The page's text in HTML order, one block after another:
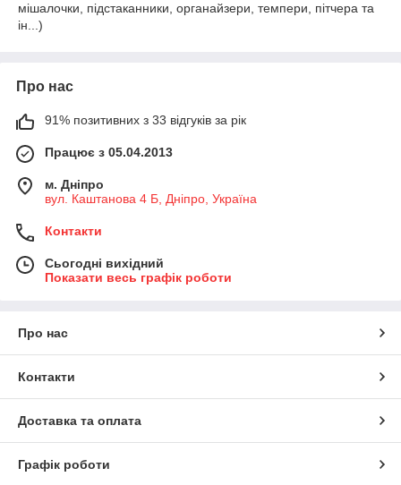
мішалочки, підстаканники, органайзери, темпери, пітчера та
ін...)
Про нас
91% позитивних з 33 відгуків за рік
Працює з 05.04.2013
м. Дніпро
вул. Каштанова 4 Б, Дніпро, Україна
Контакти
Сьогодні вихідний
Показати весь графік роботи
Про нас
Контакти
Доставка та оплата
Графік роботи